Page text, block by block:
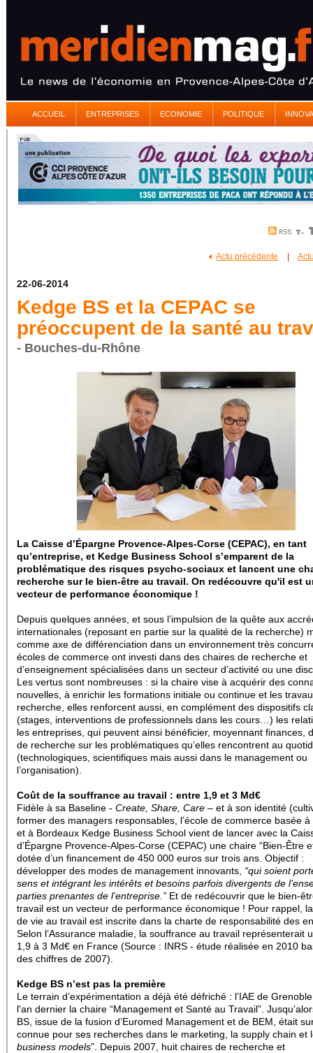
ACCUEIL ENTREPRISES ECONOMIE POLITIQUE
Actu précédente
22-06-2014
Kedge BS et la CEPAC se
préoccupent de la santé au
- Bouches-du-Rhône
La Caisse d’Épargne Provence-Alpes-Corse (CEPAC), en tant
qu’entreprise, et Kedge Business School s’emparent de la
problématique des risques psycho-sociaux et lancent une
recherche sur le bien-être au travail. On redécouvre qu'il est
vecteur de performance économique !
Depuis quelques années, et sous l’impulsion de la quête aux
internationales (reposant en partie sur la qualité de la recherche)
comme axe de différenciation dans un environnement très
écoles de commerce ont investi dans des chaires de recherche et
d’enseignement spécialisées dans un secteur d’activité ou une
Les vertus sont nombreuses : si la chaire vise à acquérir des
nouvelles, à enrichir les formations initiale ou continue et les
recherche, elles renforcent aussi, en complément des dispositifs
(stages, interventions de professionnels dans les cours…) les
les entreprises, qui peuvent ainsi bénéficier, moyennant finances,
de recherche sur les problématiques qu’elles rencontrent au
(technologiques, scientifiques mais aussi dans le management ou
l’organisation).
Coût de la souffrance au travail : entre 1,9 et 3 Md€
Fidèle à sa Baseline - Create, Share, Care – et à son identité
former des managers responsables, l’école de commerce basée
et à Bordeaux Kedge Business School vient de lancer avec la
d’Épargne Provence-Alpes-Corse (CEPAC) une chaire “Bien-Être
dotée d’un financement de 450 000 euros sur trois ans. Objectif :
développer des modes de management innovants, “qui soient
sens et intégrant les intérêts et besoins parfois divergents de
parties prenantes de l’entreprise.” Et de redécouvrir que le bien-
travail est un vecteur de performance économique ! Pour rappel,
de vie au travail est inscrite dans la charte de responsabilité des
Selon l’Assurance maladie, la souffrance au travail représenterait
1,9 à 3 Md€ en France (Source : INRS - étude réalisée en 2010
des chiffres de 2007).
Kedge BS n’est pas la première
Le terrain d’expérimentation a déjà été défriché : l’IAE de
l'an dernier la chaire “Management et Santé au Travail”.
BS, issue de la fusion d’Euromed Management et de BEM, était
connue pour ses recherches dans le marketing, la supply chain et
business models”. Depuis 2007, huit chaires de recherche et